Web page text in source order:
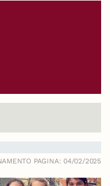
PAGINA: 04/02/2025